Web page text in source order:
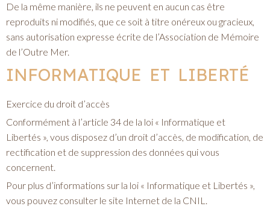
De la même manière, ils ne peuvent en aucun cas être
reproduits ni modifiés, que ce soit à titre onéreux ou gracieux,
sans autorisation expresse écrite de l’Association de Mémoire
de l’Outre Mer.
INFORMATIQUE ET LIBERTÉ
Exercice du droit d’accès
Conformément à l’article 34 de la loi « Informatique et
Libertés », vous disposez d’un droit d’accès, de modification, de
rectification et de suppression des données qui vous
concernent.
Pour plus d’informations sur la loi « Informatique et Libertés »,
vous pouvez consulter le site Internet de la CNIL.